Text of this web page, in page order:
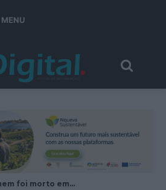
MENU
foi morto em...